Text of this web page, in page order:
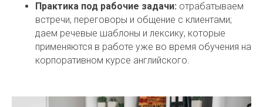
Практика под рабочие задачи: отрабатываем
встречи, переговоры и общение с клиентами;
даем речевые шаблоны и лексику, которые
применяются в работе уже во время обучения на
корпоративном курсе английского.